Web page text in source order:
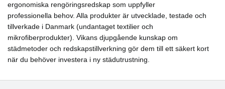
ergonomiska rengöringsredskap som uppfyller
professionella behov. Alla produkter är utvecklade, testade och
tillverkade i Danmark (undantaget textilier och
mikrofiberprodukter). Vikans djupgående kunskap om
städmetoder och redskapstillverkning gör dem till ett säkert kort
när du behöver investera i ny städutrustning.